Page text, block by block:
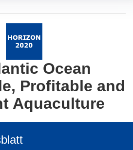
Ocean
Profitable and
Aquaculture